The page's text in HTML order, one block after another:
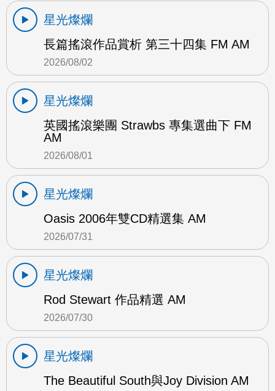
星光燦爛
長篇搖滾作品賞析 第三十四集 FM AM
2026/08/02
星光燦爛
英國搖滾樂團 Strawbs 專集選曲下 FM
AM
2026/08/01
星光燦爛
Oasis 2006年雙CD精選集 AM
2026/07/31
星光燦爛
Rod Stewart 作品精選 AM
2026/07/30
星光燦爛
The Beautiful South與Joy Division AM